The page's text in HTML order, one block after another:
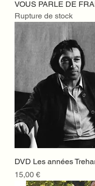
VOUS PARLE DE
Rupture de stock
DVD Les années
Prix
15,00 €